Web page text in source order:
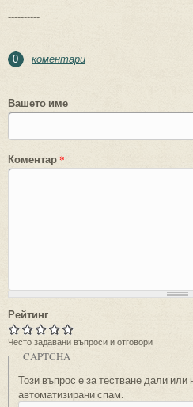
----------
0 коментари
Вашето име
Коментар*
Рейтинг
Често задавани въпроси и отговори
CAPTCHA
Този въпрос е за тестване дали или
автоматизирани спам.